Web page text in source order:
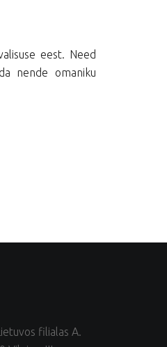
eest. Need
nende omaniku
filialas A.